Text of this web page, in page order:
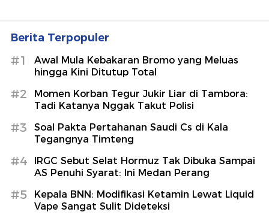
Berita Terpopuler
#1
Awal Mula Kebakaran Bromo yang Meluas
hingga Kini Ditutup Total
#2
Momen Korban Tegur Jukir Liar di Tambora:
Tadi Katanya Nggak Takut Polisi
#3
Soal Pakta Pertahanan Saudi Cs di Kala
Tegangnya Timteng
#4
IRGC Sebut Selat Hormuz Tak Dibuka Sampai
AS Penuhi Syarat: Ini Medan Perang
#5
Kepala BNN: Modifikasi Ketamin Lewat Liquid
Vape Sangat Sulit Dideteksi